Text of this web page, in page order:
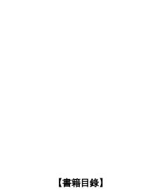
【書籍目錄】